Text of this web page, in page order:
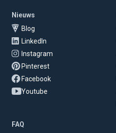
Nieuws
Blog
LinkedIn
Instagram
Pinterest
Facebook
Youtube
FAQ